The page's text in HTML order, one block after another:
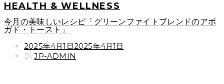
HEALTH & WELLNESS
今月の美味しいレシピ「グリーンファイトブレンドのアボ
ガド・トースト」
POSTED
ON
2025年4月1日2025年4月1日
BYJP-ADMIN